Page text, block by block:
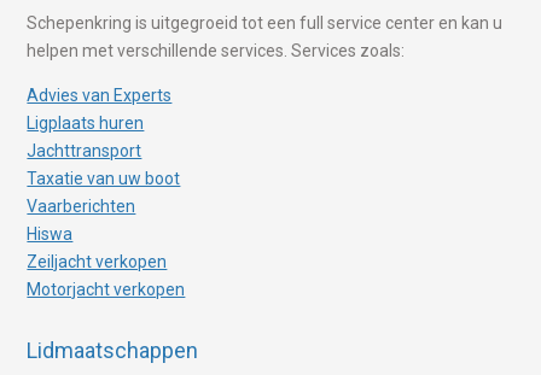
Schepenkring is uitgegroeid tot een full service center en kan u
helpen met verschillende services. Services zoals:
Advies van Experts
Ligplaats huren
Jachttransport
Taxatie van uw boot
Vaarberichten
Hiswa
Zeiljacht verkopen
Motorjacht verkopen
Lidmaatschappen